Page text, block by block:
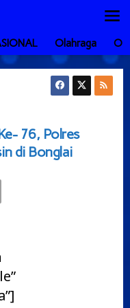
Olahraga
76, Polres
di Bonglai